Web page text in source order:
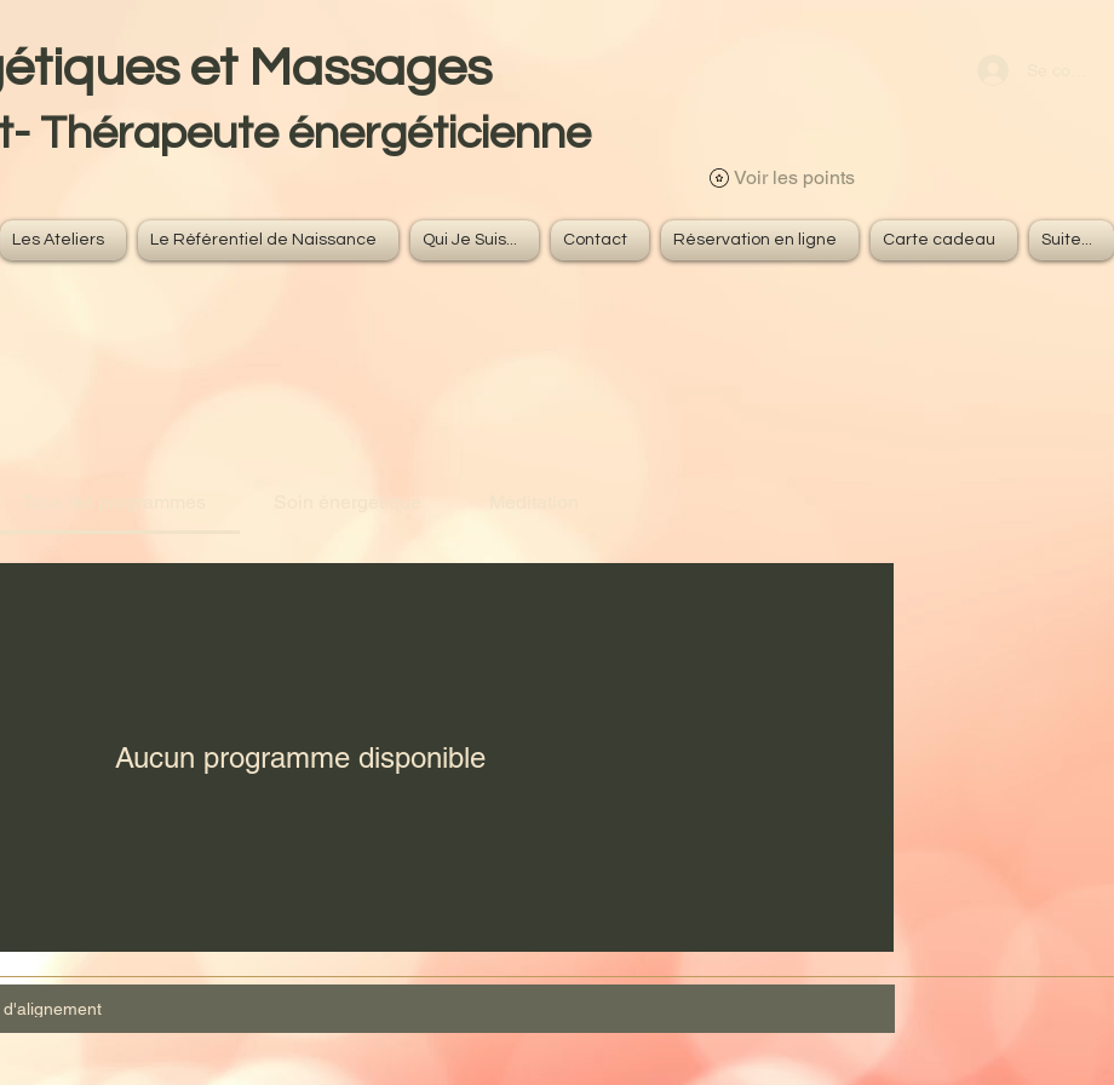
et Massages
Thérapeute énergéticienne
Voir les points
Les Ateliers Le Référentiel de Naissance Qui Je Suis... Contact Réservation en ligne Carte cadeau Suite...
Aucun programme disponible